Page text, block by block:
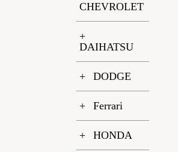
CHEVROLET
DAIHATSU
DODGE
Ferrari
HONDA